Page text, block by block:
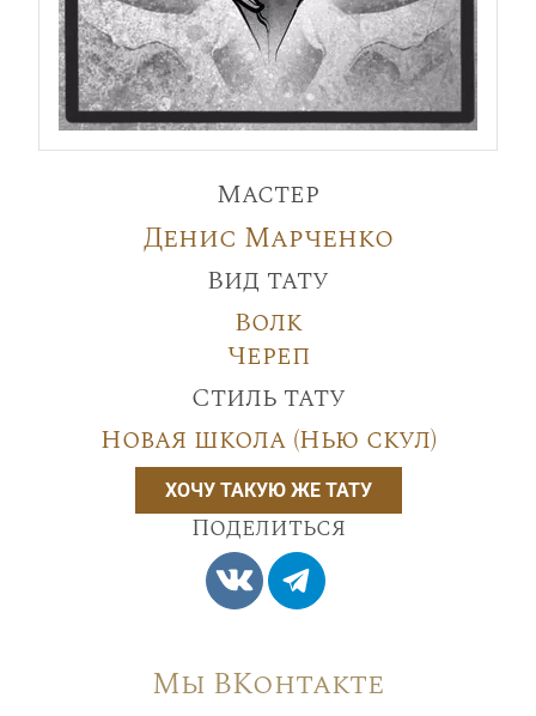
Мастер
Денис Марченко
Вид тату
Волк
Череп
Стиль тату
Новая школа (Нью скул)
ХОЧУ ТАКУЮ ЖЕ ТАТУ
Поделиться
Мы ВКонтакте